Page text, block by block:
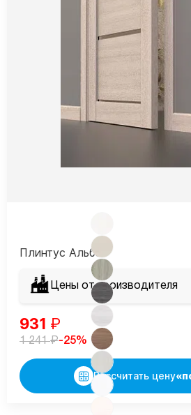
Плинтус Альба
Цены от производителя
931 ₽
1 241₽-25%
Рассчитать цену